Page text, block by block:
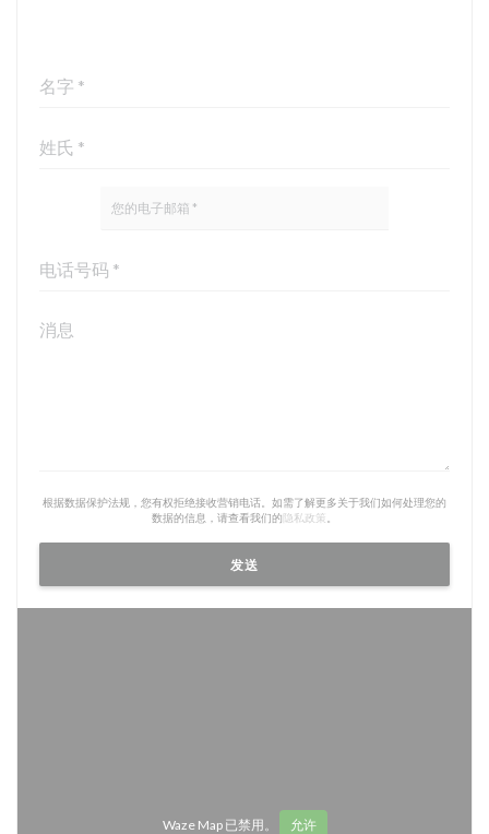
根据数据保护法规，您有权拒绝接收营销电话。如需了解更多关于我们如何处理您的
数据的信息，请查看我们的 隐私政策
Waze Map 已禁用。 允许